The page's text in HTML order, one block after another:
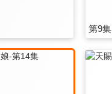
第9集